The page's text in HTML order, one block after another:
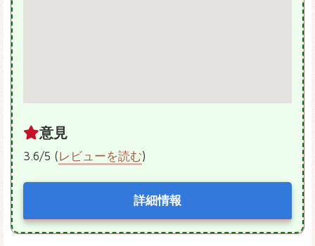
意見
3.6/5 (レビューを読む)
詳細情報